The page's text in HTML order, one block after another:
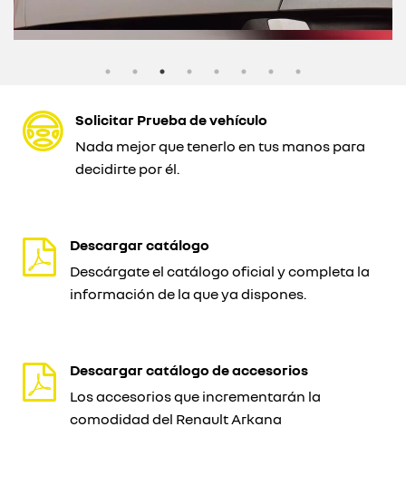
Solicitar Prueba de vehículo
Nada mejor que tenerlo en tus manos para
decidirte por él.
Descargar catálogo
Descárgate el catálogo oficial y completa la
información de la que ya dispones.
Descargar catálogo de accesorios
Los accesorios que incrementarán la
comodidad del Renault Arkana